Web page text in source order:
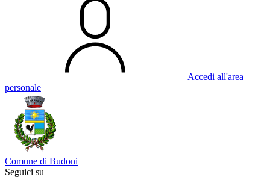
Accedi all'area
personale
Comune di Budoni
Seguici su